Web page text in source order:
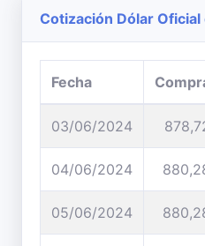
Cotización Dólar Oficial
Fecha
03/06/2024
04/06/2024
05/06/2024